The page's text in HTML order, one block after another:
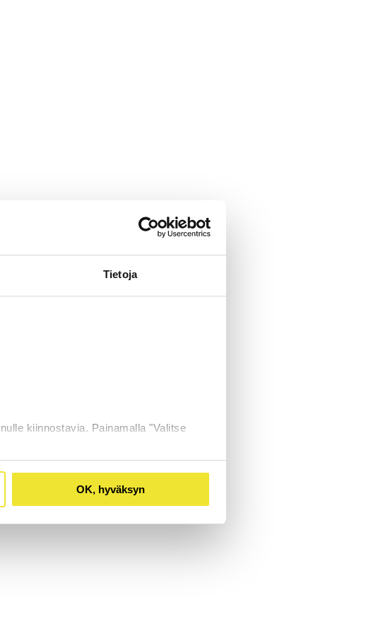
Tietoja
kiinnostavia. Painamalla "Valitse
OK, hyväksyn